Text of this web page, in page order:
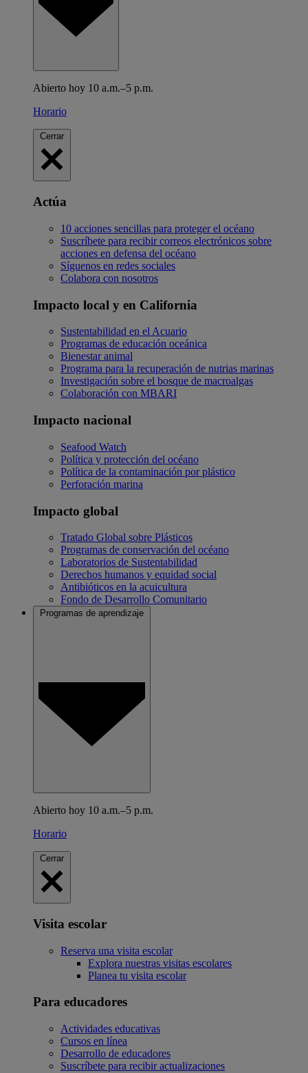
Abierto hoy 10 a.m.–5 p.m.
Horario
Cerrar
Actúa
10 acciones sencillas para proteger el océano
Suscríbete para recibir correos electrónicos sobre
acciones en defensa del océano
Síguenos en redes sociales
Colabora con nosotros
Impacto local y en California
Sustentabilidad en el Acuario
Programas de educación oceánica
Bienestar animal
Programa para la recuperación de nutrias marinas
Investigación sobre el bosque de macroalgas
Colaboración con MBARI
Impacto nacional
Seafood Watch
Política y protección del océano
Política de la contaminación por plástico
Perforación marina
Impacto global
Tratado Global sobre Plásticos
Programas de conservación del océano
Laboratorios de Sustentabilidad
Derechos humanos y equidad social
Antibióticos en la acuicultura
Fondo de Desarrollo Comunitario
Programas de aprendizaje
Abierto hoy 10 a.m.–5 p.m.
Horario
Cerrar
Visita escolar
Reserva una visita escolar
Explora nuestras visitas escolares
Planea tu visita escolar
Para educadores
Actividades educativas
Cursos en línea
Desarrollo de educadores
Suscríbete para recibir actualizaciones